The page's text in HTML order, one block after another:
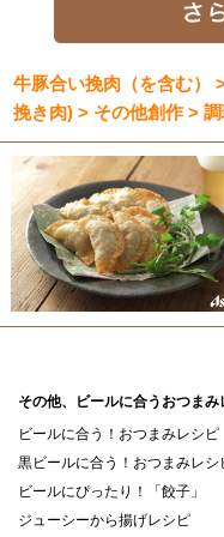
牛豚合い挽肉（を含む）
挽き肉) > その他創作 >
その他、ビールに合うおつま
ビールに合う！おつまみレシピ
黒ビールに合う！おつまみレシ
ビールにぴったり！「餃子」
ジューシーから揚げレシピ